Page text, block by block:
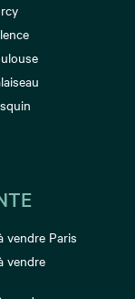
vendre Paris
vendre